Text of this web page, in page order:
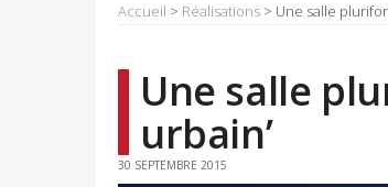
Accueil > Réalisations > Une salle
Une salle
urbain’
30 SEPTEMBRE 2015